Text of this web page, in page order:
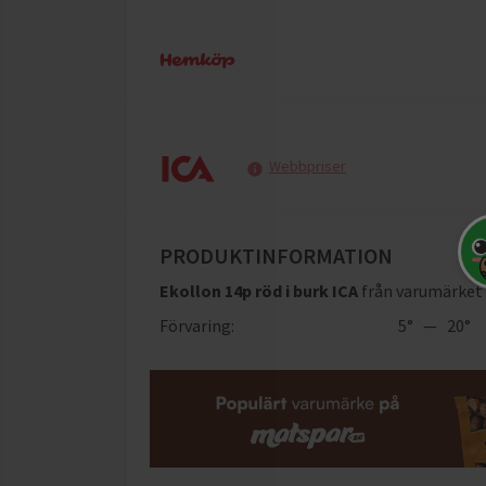
Webbpriser
PRODUKTINFORMATION
Ekollon 14p röd i burk ICA från varumärket
Förvaring:
5° — 20°